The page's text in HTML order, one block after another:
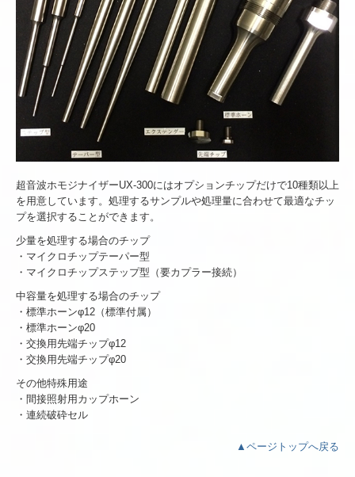
超音波ホモジナイザーUX-300にはオプションチップだけで10種類以上
を用意しています。処理するサンプルや処理量に合わせて最適なチッ
プを選択することができます。
少量を処理する場合のチップ
・マイクロチップテーパー型
・マイクロチップステップ型（要カプラー接続）
中容量を処理する場合のチップ
・標準ホーンφ12（標準付属）
・標準ホーンφ20
・交換用先端チップφ12
・交換用先端チップφ20
その他特殊用途
・間接照射用カップホーン
・連続破砕セル
▲ページトップへ戻る